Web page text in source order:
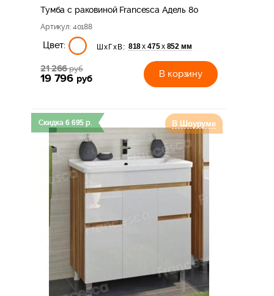
Тумба с раковиной Francesca Адель 80
Артикул: 40188
Цвет: ШхГхВ: 818х 475х 852 мм
21 266руб
19 796 руб В корзину
Скидка 6 695 р. В Шоуруме